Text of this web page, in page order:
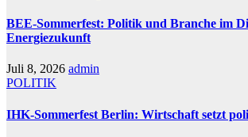
BEE-Sommerfest: Politik und Branche im
Energiezukunft
Juli 8, 2026 admin
POLITIK
IHK-Sommerfest Berlin: Wirtschaft setzt